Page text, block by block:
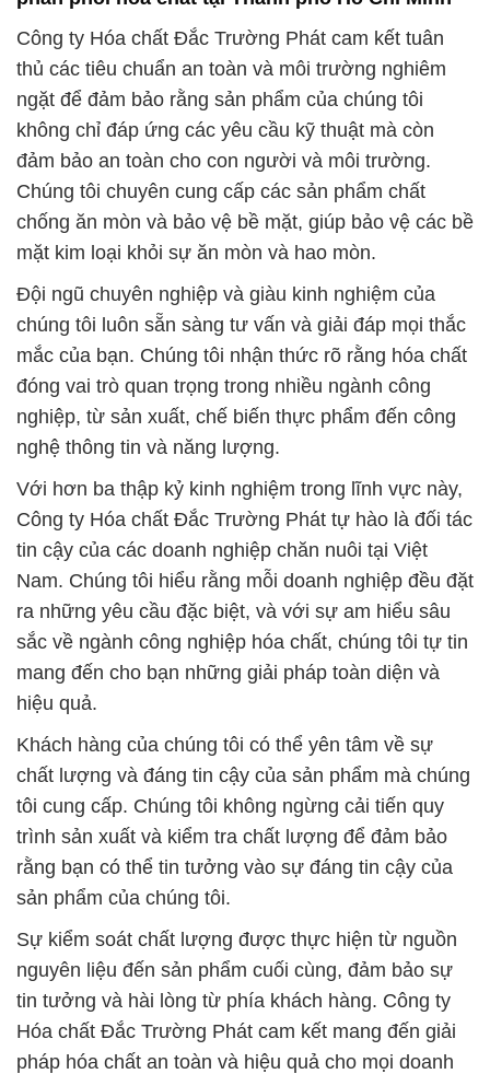
Công ty Hóa chất Đắc Trường Phát cam kết tuân
thủ các tiêu chuẩn an toàn và môi trường nghiêm
ngặt để đảm bảo rằng sản phẩm của chúng tôi
không chỉ đáp ứng các yêu cầu kỹ thuật mà còn
đảm bảo an toàn cho con người và môi trường.
Chúng tôi chuyên cung cấp các sản phẩm chất
chống ăn mòn và bảo vệ bề mặt, giúp bảo vệ các bề
mặt kim loại khỏi sự ăn mòn và hao mòn.
Đội ngũ chuyên nghiệp và giàu kinh nghiệm của
chúng tôi luôn sẵn sàng tư vấn và giải đáp mọi thắc
mắc của bạn. Chúng tôi nhận thức rõ rằng hóa chất
đóng vai trò quan trọng trong nhiều ngành công
nghiệp, từ sản xuất, chế biến thực phẩm đến công
nghệ thông tin và năng lượng.
Với hơn ba thập kỷ kinh nghiệm trong lĩnh vực này,
Công ty Hóa chất Đắc Trường Phát tự hào là đối tác
tin cậy của các doanh nghiệp chăn nuôi tại Việt
Nam. Chúng tôi hiểu rằng mỗi doanh nghiệp đều đặt
ra những yêu cầu đặc biệt, và với sự am hiểu sâu
sắc về ngành công nghiệp hóa chất, chúng tôi tự tin
mang đến cho bạn những giải pháp toàn diện và
hiệu quả.
Khách hàng của chúng tôi có thể yên tâm về sự
chất lượng và đáng tin cậy của sản phẩm mà chúng
tôi cung cấp. Chúng tôi không ngừng cải tiến quy
trình sản xuất và kiểm tra chất lượng để đảm bảo
rằng bạn có thể tin tưởng vào sự đáng tin cậy của
sản phẩm của chúng tôi.
Sự kiểm soát chất lượng được thực hiện từ nguồn
nguyên liệu đến sản phẩm cuối cùng, đảm bảo sự
tin tưởng và hài lòng từ phía khách hàng. Công ty
Hóa chất Đắc Trường Phát cam kết mang đến giải
pháp hóa chất an toàn và hiệu quả cho mọi doanh